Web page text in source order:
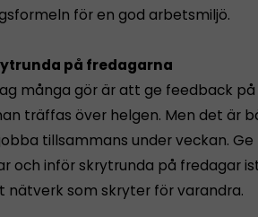
för en god arbetsmiljö.
på fredagarna
många gör är att ge feedback
träffas över helgen. Men det är
tillsammans under veckan.
och inför skrytrunda på fredagar
nätverk som skryter för varandra.